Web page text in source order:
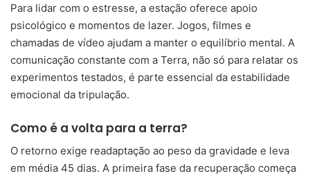
Para lidar com o estresse, a estação oferece apoio
psicológico e momentos de lazer. Jogos, filmes e
chamadas de vídeo ajudam a manter o equilíbrio mental. A
comunicação constante com a Terra, não só para relatar os
experimentos testados, é parte essencial da estabilidade
emocional da tripulação.
Como é a volta para a terra?
O retorno exige readaptação ao peso da gravidade e leva
em média 45 dias. A primeira fase da recuperação começa